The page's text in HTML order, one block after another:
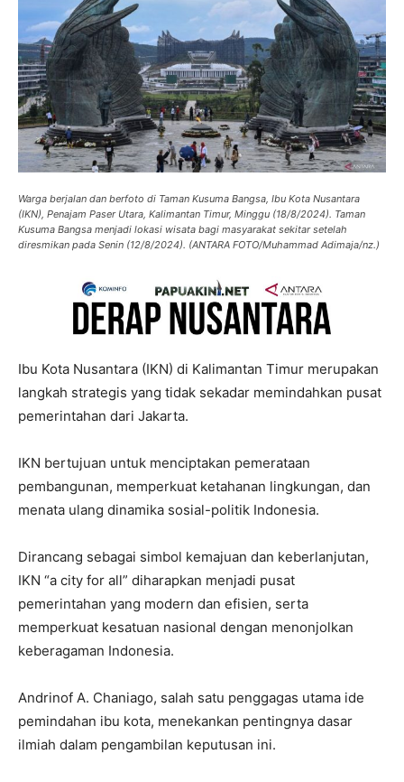
Warga berjalan dan berfoto di Taman Kusuma Bangsa, Ibu Kota Nusantara
(IKN), Penajam Paser Utara, Kalimantan Timur, Minggu (18/8/2024). Taman
Kusuma Bangsa menjadi lokasi wisata bagi masyarakat sekitar setelah
diresmikan pada Senin (12/8/2024). (ANTARA FOTO/Muhammad Adimaja/nz.)
Ibu Kota Nusantara (IKN) di Kalimantan Timur merupakan
langkah strategis yang tidak sekadar memindahkan pusat
pemerintahan dari Jakarta.
IKN bertujuan untuk menciptakan pemerataan
pembangunan, memperkuat ketahanan lingkungan, dan
menata ulang dinamika sosial-politik Indonesia.
Dirancang sebagai simbol kemajuan dan keberlanjutan,
IKN “a city for all” diharapkan menjadi pusat
pemerintahan yang modern dan efisien, serta
memperkuat kesatuan nasional dengan menonjolkan
keberagaman Indonesia.
Andrinof A. Chaniago, salah satu penggagas utama ide
pemindahan ibu kota, menekankan pentingnya dasar
ilmiah dalam pengambilan keputusan ini.